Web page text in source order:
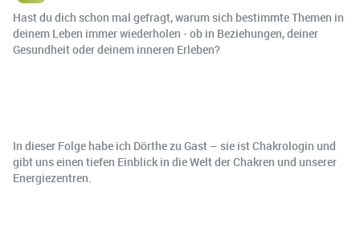
Hast du dich schon mal gefragt, warum sich bestimmte Themen in
deinem Leben immer wiederholen - ob in Beziehungen, deiner
Gesundheit oder deinem inneren Erleben?
In dieser Folge habe ich Dörthe zu Gast – sie ist Chakrologin und
gibt uns einen tiefen Einblick in die Welt der Chakren und unserer
Energiezentren.